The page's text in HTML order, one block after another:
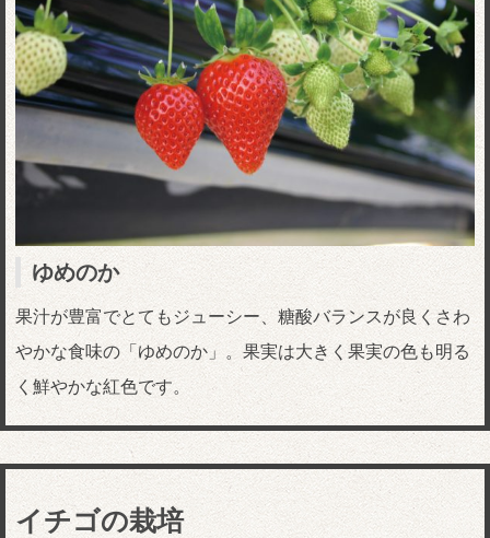
ゆめのか
果汁が豊富でとてもジューシー、糖酸バランスが良くさわ
やかな食味の「ゆめのか」。果実は大きく果実の色も明る
く鮮やかな紅色です。
イチゴの栽培